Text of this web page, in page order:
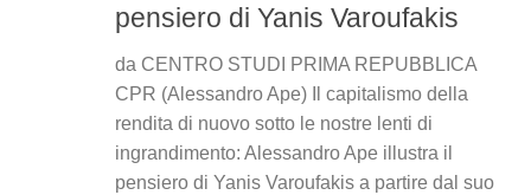
pensiero di Yanis Varoufakis
da CENTRO STUDI PRIMA REPUBBLICA
CPR (Alessandro Ape) Il capitalismo della
rendita di nuovo sotto le nostre lenti di
ingrandimento: Alessandro Ape illustra il
pensiero di Yanis Varoufakis a partire dal suo